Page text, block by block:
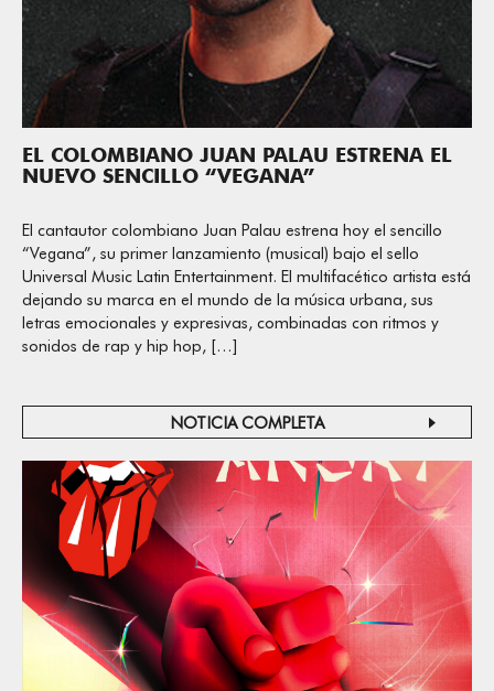
EL COLOMBIANO JUAN PALAU ESTRENA EL
NUEVO SENCILLO “VEGANA”
El cantautor colombiano Juan Palau estrena hoy el sencillo
“Vegana”, su primer lanzamiento (musical) bajo el sello
Universal Music Latin Entertainment. El multifacético artista está
dejando su marca en el mundo de la música urbana, sus
letras emocionales y expresivas, combinadas con ritmos y
sonidos de rap y hip hop, […]
NOTICIA COMPLETA